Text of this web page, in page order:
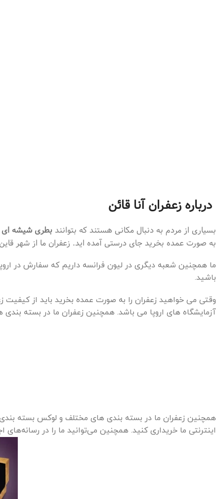
درباره زعفران آنا قائن
بسیاری از مردم به دنبال مکانی هستند که بتوانند بطری شیشه ای
به صورت عمده بخرید جای درستی آمده اید. زعفران ما از شهر
ما همچنین شعبه دیگری در لیون فرانسه داریم که سفارش در
باشید.
آزمایشگاه های اروپا می باشد. همچنین زعفران ما در بسته
همچنین زعفران ما در بسته بندی های مختلف و لوکس بسته بندی
اینترنتی ما خریداری کنید. همچنین می‌توانید ما را در رسانه‌های